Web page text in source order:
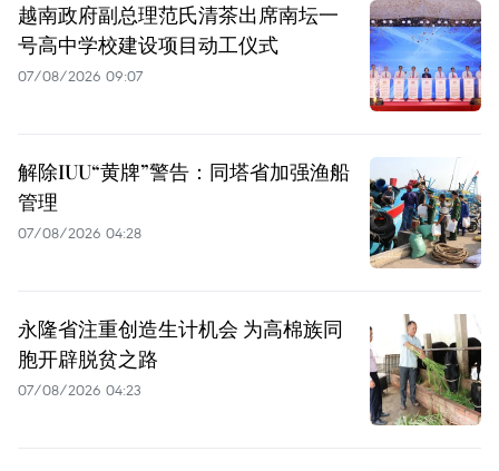
越南政府副总理范氏清茶出席南坛一
号高中学校建设项目动工仪式
07/08/2026 09:07
解除IUU“黄牌”警告：同塔省加强渔船
管理
07/08/2026 04:28
永隆省注重创造生计机会 为高棉族同
胞开辟脱贫之路
07/08/2026 04:23